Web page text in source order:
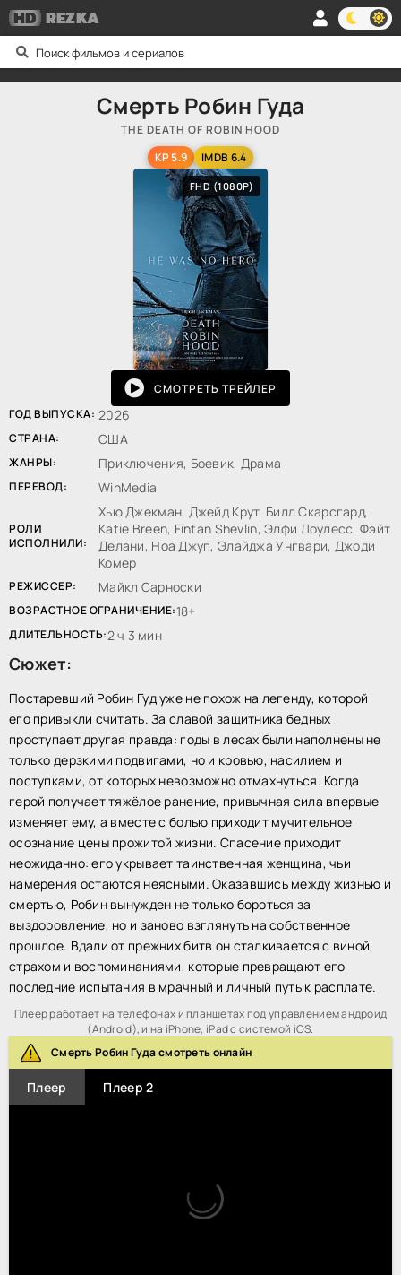
HDREZKA
Смерть Робин Гуда
THE DEATH OF ROBIN HOOD
KP 5.9
IMDB 6.4
FHD (1080P)
СМОТРЕТЬ ТРЕЙЛЕР
ГОД ВЫПУСКА: 2026
СТРАНА: США
ЖАНРЫ: Приключения, Боевик, Драма
ПЕРЕВОД: WinMedia
РОЛИ
ИСПОЛНИЛИ:
Хью Джекман, Джейд Крут, Билл Скарсгард,
Katie Breen, Fintan Shevlin, Элфи Лоулесс, Фэйт
Делани, Ноа Джуп, Элайджа Унгвари, Джоди
Комер
РЕЖИССЕР: Майкл Сарноски
ВОЗРАСТНОЕ ОГРАНИЧЕНИЕ:18+
ДЛИТЕЛЬНОСТЬ:2 ч 3 мин
Сюжет:
Постаревший Робин Гуд уже не похож на легенду, которой
его привыкли считать. За славой защитника бедных
проступает другая правда: годы в лесах были наполнены не
только дерзкими подвигами, но и кровью, насилием и
поступками, от которых невозможно отмахнуться. Когда
герой получает тяжёлое ранение, привычная сила впервые
изменяет ему, а вместе с болью приходит мучительное
осознание цены прожитой жизни. Спасение приходит
неожиданно: его укрывает таинственная женщина, чьи
намерения остаются неясными. Оказавшись между жизнью и
смертью, Робин вынужден не только бороться за
выздоровление, но и заново взглянуть на собственное
прошлое. Вдали от прежних битв он сталкивается с виной,
страхом и воспоминаниями, которые превращают его
последние испытания в мрачный и личный путь к расплате.
Плеер работает на телефонах и планшетах под управлением андроид
(Android), и на iPhone, iPad с системой iOS.
Смерть Робин Гуда смотреть онлайн
Плеер Плеер 2